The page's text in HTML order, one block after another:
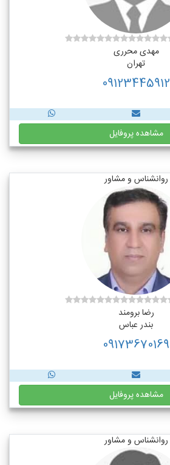
مهدی محرری
تهران
09123445912
مشاهده پروفایل
روانشناس و مشاور
رضا برومند
بندر عباس
09173670169
مشاهده پروفایل
روانشناس و مشاور